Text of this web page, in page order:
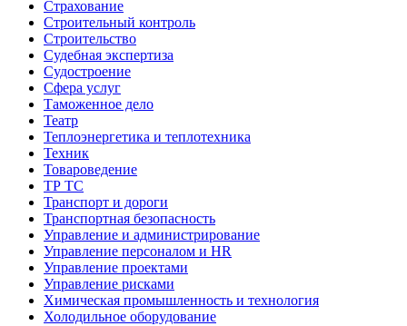
Страхование
Строительный контроль
Строительство
Судебная экспертиза
Судостроение
Сфера услуг
Таможенное дело
Театр
Теплоэнергетика и теплотехника
Техник
Товароведение
ТР ТС
Транспорт и дороги
Транспортная безопасность
Управление и администрирование
Управление персоналом и HR
Управление проектами
Управление рисками
Химическая промышленность и технология
Холодильное оборудование